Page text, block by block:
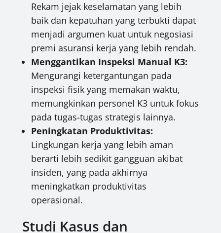
Rekam jejak keselamatan yang lebih
baik dan kepatuhan yang terbukti dapat
menjadi argumen kuat untuk negosiasi
premi asuransi kerja yang lebih rendah.
Menggantikan Inspeksi Manual K3:
Mengurangi ketergantungan pada
inspeksi fisik yang memakan waktu,
memungkinkan personel K3 untuk fokus
pada tugas-tugas strategis lainnya.
Peningkatan Produktivitas:
Lingkungan kerja yang lebih aman
berarti lebih sedikit gangguan akibat
insiden, yang pada akhirnya
meningkatkan produktivitas
operasional.
Studi Kasus dan